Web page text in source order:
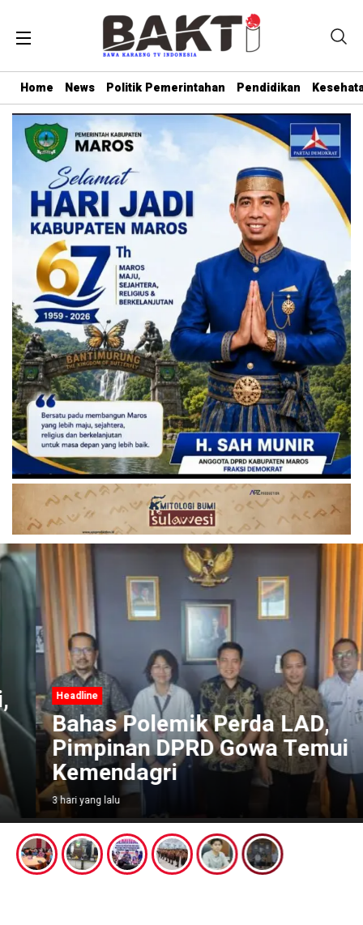
Home News Politik Pemerintahan Pendidikan
Headline
Bahas Polemik Perda LAD,
Pimpinan DPRD Gowa Temui
Kemendagri
3 hari yang lalu